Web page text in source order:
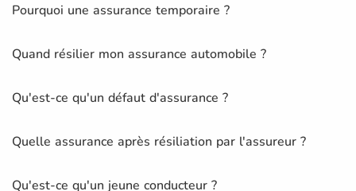
Pourquoi une assurance temporaire ?
Quand résilier mon assurance automobile ?
Qu'est-ce qu'un défaut d'assurance ?
Quelle assurance après résiliation par l'assureur ?
Qu'est-ce qu'un jeune conducteur ?